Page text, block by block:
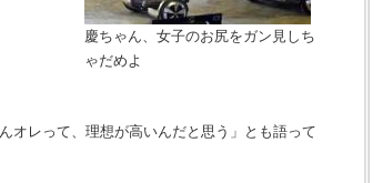
慶ちゃん、女子のお尻をガン見しち
ゃだめよ
レって、理想が高いんだと思う」とも語って